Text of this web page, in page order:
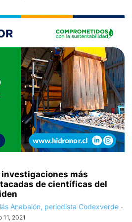
investigaciones más
de científicas del
Anabalón, periodista Codexverde -
11, 2021